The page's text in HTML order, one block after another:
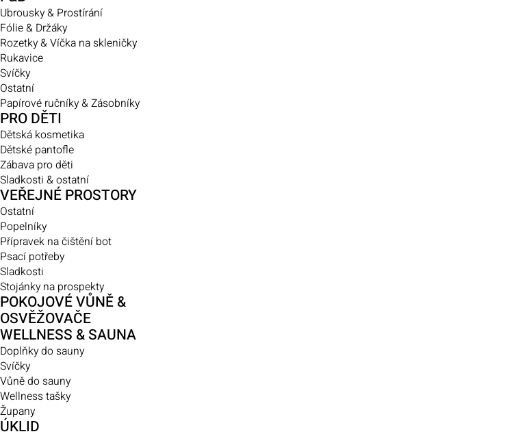
Ubrousky & Prostírání
Fólie & Držáky
Rozetky & Víčka na skleničky
Rukavice
Svíčky
Ostatní
Papírové ručníky & Zásobníky
PRO DĚTI
Dětská kosmetika
Dětské pantofle
Zábava pro děti
Sladkosti & ostatní
VEŘEJNÉ PROSTORY
Ostatní
Popelníky
Přípravek na čištění bot
Psací potřeby
Sladkosti
Stojánky na prospekty
POKOJOVÉ VŮNĚ &
OSVĚŽOVAČE
WELLNESS & SAUNA
Doplňky do sauny
Svíčky
Vůně do sauny
Wellness tašky
Župany
ÚKLID